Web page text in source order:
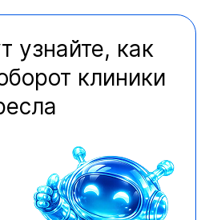
узнайте, как
клиники